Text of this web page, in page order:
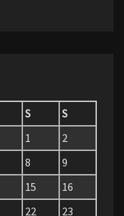
S
S
1
2
8
9
15
16
22
23